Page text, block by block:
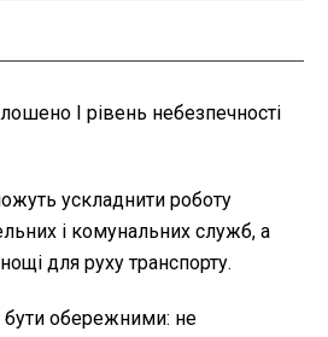
І рівень небезпечності
ускладнити роботу
і комунальних служб, а
для руху транспорту.
обережними: не